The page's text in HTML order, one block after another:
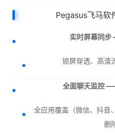
Pegasus飞马软
实时屏幕同
锁屏穿透、高清
全面聊天监控
全应用覆盖（微信、抖音
删